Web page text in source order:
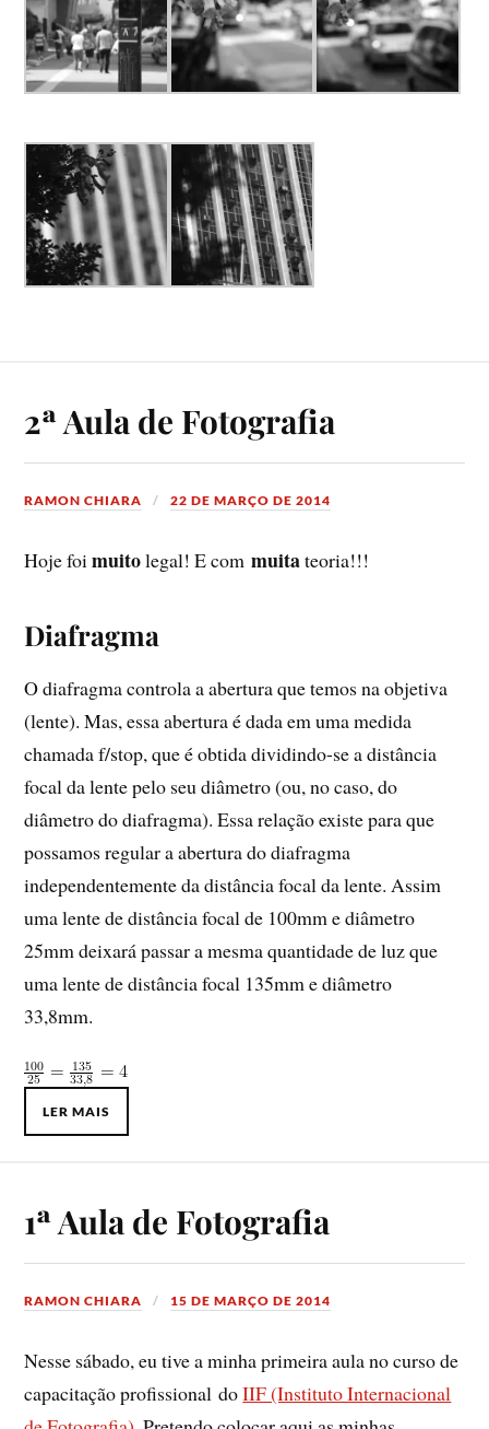
2ª Aula de Fotografia
RAMON CHIARA 22 DE MARÇO DE 2014
Hoje foimuitolegal! E commuitateoria!!!
Diafragma
O diafragma controla a abertura que temos na objetiva
(lente). Mas, essa abertura é dada em uma medida
chamada f/stop, que é obtida dividindo-se a distância
focal da lente pelo seu diâmetro (ou, no caso, do
diâmetro do diafragma). Essa relação existe para que
possamos regular a abertura do diafragma
independentemente da distância focal da lente. Assim
uma lente de distância focal de 100mm e diâmetro
25mm deixará passar a mesma quantidade de luz que
uma lente de distância focal 135mm e diâmetro
33,8mm.
LER MAIS
1ª Aula de Fotografia
RAMON CHIARA 15 DE MARÇO DE 2014
Nesse sábado, eu tive a minha primeira aula no curso de
capacitação profissional doIIF (Instituto Internacional